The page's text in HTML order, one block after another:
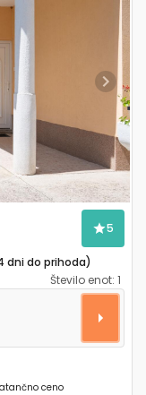
Next
5
dni do prihoda)
Število enot: 1
ceno